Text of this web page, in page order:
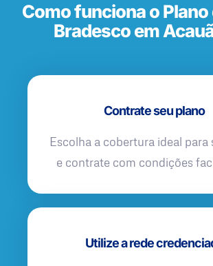
Como funciona o Plano
Bradesco em
Contrate seu plano
Escolha a cobertura ideal para
e contrate com condições
Utilize a rede